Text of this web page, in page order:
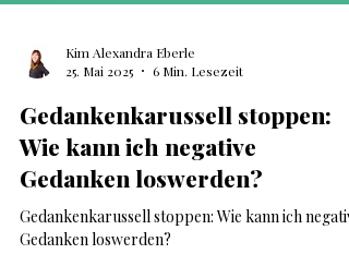
25. Mai 2025
6 Min. Lesezeit
Gedankenkarussell stoppen:
Wie kann ich negative
Gedanken loswerden?